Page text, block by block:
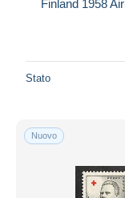
Finland 1958
Stato
Nuovo